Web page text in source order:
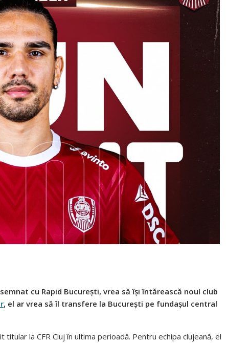
cu Rapid București, vrea să își întărească noul club
, el ar vrea să îl transfere la București pe fundașul central
la CFR Cluj în ultima perioadă. Pentru echipa clujeană, el